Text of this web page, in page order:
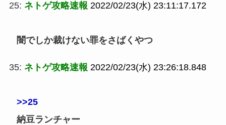
25: ネトゲ攻略速報 2022/02/23(水) 23:11:17.172
闇でしか裁けない罪をさばくやつ
35: ネトゲ攻略速報 2022/02/23(水) 23:26:18.848
>>25
納豆ランチャー